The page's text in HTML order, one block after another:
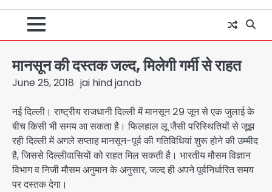
मानसून की दस्तक जल्द, मिलेगी गर्मी से राहत
June 25, 2018 jai hind janab
नई दिल्ली। राष्ट्रीय राजधानी दिल्ली में मानसून 29 जून से एक जुलाई के
बीच किसी भी समय आ सकता है। फिलहाल लू जैसी परिस्थितियों से जूझ
रही दिल्ली में अगले सप्ताह मानसून-पूर्व की गतिविधियां शुरू होने की उम्मीद
है, जिससे दिल्लीवासियों को राहत मिल सकती है। भारतीय मौसम विज्ञान
विभाग व निजी मौसम अनुमान के अनुसार, जल्द ही अपने पूर्वनिर्धारित समय
पर दस्तक देगा।